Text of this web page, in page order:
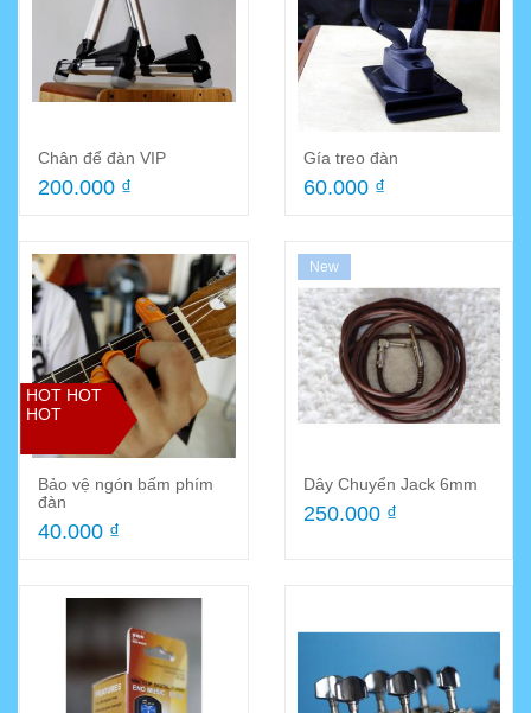
Chất liêu: Nhôm đinh hình
được Anod chống oxy
hóaBọc cao su mềm
Chân để đàn VIP
200.000 ₫
Gía treo đàn
60.000 ₫
HOT HOT
HOT
Bảo vệ ngón bấm phím
đàn
40.000 ₫
New
Dây Chuyển Jack 6mm
250.000 ₫